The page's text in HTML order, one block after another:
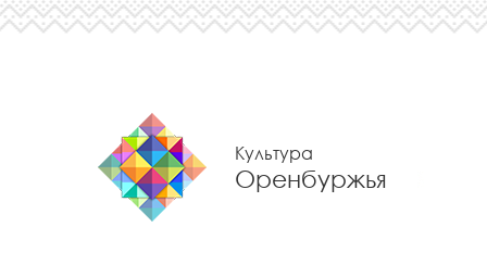
Культура
Оренбуржья